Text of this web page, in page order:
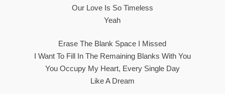
Our Love Is So Timeless
Yeah
Erase The Blank Space I Missed
I Want To Fill In The Remaining Blanks With You
You Occupy My Heart, Every Single Day
Like A Dream